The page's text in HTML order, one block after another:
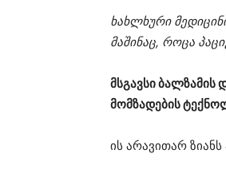
ხახლხური
მაშინაც, როცა
მსგავსი
მომზადების
ის არავითარ